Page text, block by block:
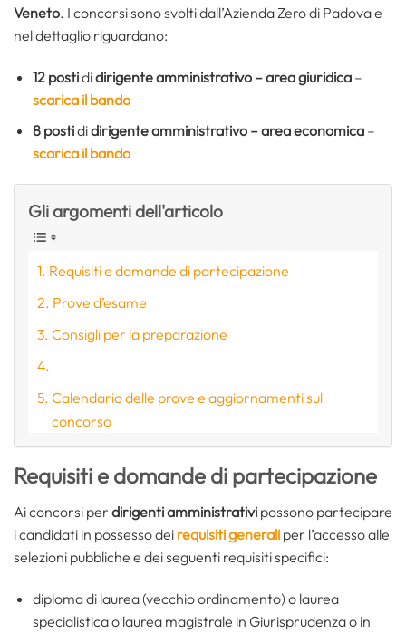
Veneto. I concorsi sono svolti dall’Azienda Zero di Padova e
nel dettaglio riguardano:
12 postididirigente amministrativo – area giuridica–
scarica il bando
8 postididirigente amministrativo – area economica–
scarica il bando
Gli argomenti dell'articolo
Requisiti e domande di partecipazione
Prove d’esame
Consigli per la preparazione
Calendario delle prove e aggiornamenti sul
concorso
Requisiti e domande di partecipazione
Ai concorsi per dirigenti amministrativi possono partecipare
i candidati in possesso dei requisiti generali per l’accesso alle
selezioni pubbliche e dei seguenti requisiti specifici:
diploma di laurea (vecchio ordinamento) o laurea
specialistica o laurea magistrale in Giurisprudenza o in